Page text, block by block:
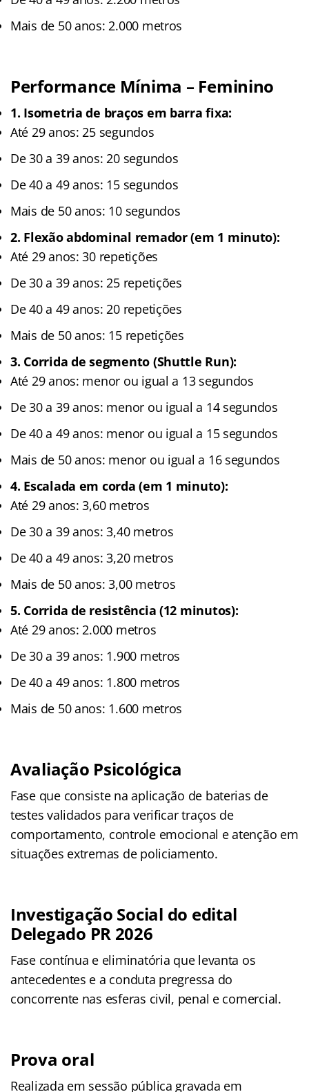
Mais de 50 anos: 2.000 metros
Performance Mínima – Feminino
1. Isometria de braços em barra fixa:
Até 29 anos: 25 segundos
De 30 a 39 anos: 20 segundos
De 40 a 49 anos: 15 segundos
Mais de 50 anos: 10 segundos
2. Flexão abdominal remador (em 1 minuto):
Até 29 anos: 30 repetições
De 30 a 39 anos: 25 repetições
De 40 a 49 anos: 20 repetições
Mais de 50 anos: 15 repetições
3. Corrida de segmento (Shuttle Run):
Até 29 anos: menor ou igual a 13 segundos
De 30 a 39 anos: menor ou igual a 14 segundos
De 40 a 49 anos: menor ou igual a 15 segundos
Mais de 50 anos: menor ou igual a 16 segundos
4. Escalada em corda (em 1 minuto):
Até 29 anos: 3,60 metros
De 30 a 39 anos: 3,40 metros
De 40 a 49 anos: 3,20 metros
Mais de 50 anos: 3,00 metros
5. Corrida de resistência (12 minutos):
Até 29 anos: 2.000 metros
De 30 a 39 anos: 1.900 metros
De 40 a 49 anos: 1.800 metros
Mais de 50 anos: 1.600 metros
Avaliação Psicológica
Fase que consiste na aplicação de baterias de
testes validados para verificar traços de
comportamento, controle emocional e atenção em
situações extremas de policiamento.
Investigação Social do edital
Delegado PR 2026
Fase contínua e eliminatória que levanta os
antecedentes e a conduta pregressa do
concorrente nas esferas civil, penal e comercial.
Prova oral
Realizada em sessão pública gravada em